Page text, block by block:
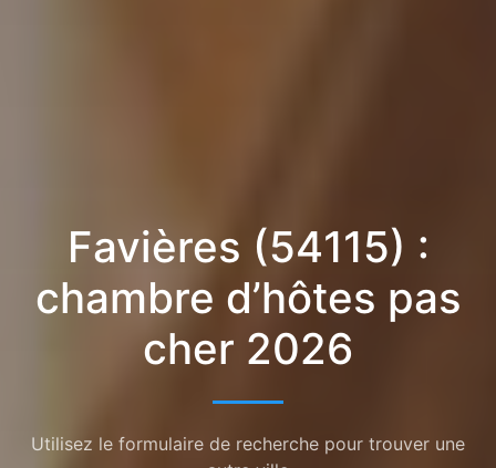
Favières (54115) :
chambre d’hôtes pas
cher 2026
Utilisez le formulaire de recherche pour trouver une